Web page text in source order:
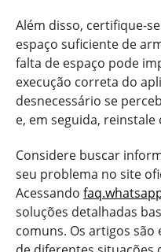
Além disso, certifique-
espaço suficiente de
falta de espaço pode
execução correta do
desnecessário se
e, em seguida, reinstale
Considere buscar
seu problema no site
Acessando
soluções detalhadas
comuns. Os artigos